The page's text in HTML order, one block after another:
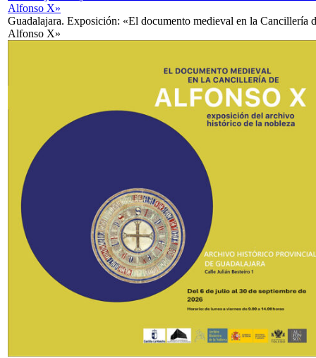
Alfonso X»
Guadalajara. Exposición: «El documento medieval en la Cancillería
Alfonso X»